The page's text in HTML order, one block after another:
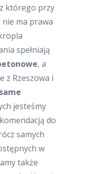
którego przy
ma prawa
spełniają
, a
z Rzeszowa i
same
jesteśmy
do
samych
w
także